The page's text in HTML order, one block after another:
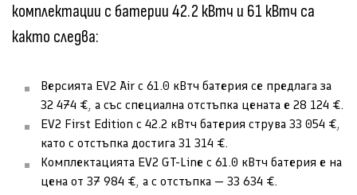
комплектации с батерии 42.2 кВтч и 61 кВтч са
както следва:
Версията EV2 Air с 61.0 кВтч батерия се предлага за
32 474 €, а със специална отстъпка цената е 28 124 €.
EV2 First Edition с 42.2 кВтч батерия струва 33 054 €,
като с отстъпка достига 31 314 €.
Комплектацията EV2 GT-Line с 61.0 кВтч батерия е на
цена от 37 984 €, а с отстъпка — 33 634 €.